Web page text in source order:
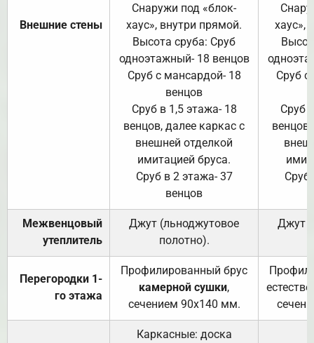
Внешние стены
Снаружи под «блок-
хаус», внутри прямой.
Высота сруба: Сруб
одноэтажный- 18 венцов
Сруб с мансардой- 18
венцов
Сруб в 1,5 этажа- 18
венцов, далее каркас с
внешней отделкой
имитацией бруса.
Сруб в 2 этажа- 37
венцов
хаус»,
Сруб с
Сруб
Сруб
Межвенцовый
утеплитель
Джут (льноджутовое
полотно).
Джут
Перегородки 1-
го этажа
Профилированный брус
камерной сушки,
сечением 90х140 мм.
Каркасные: доска